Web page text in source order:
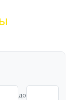
до